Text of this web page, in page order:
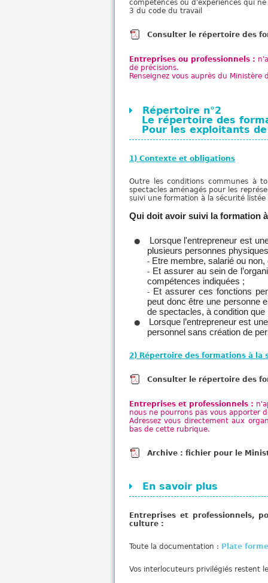
compétences ou d'expériences qui
3 du code du travail
Consulter le répertoire des
Entreprises ou professionnels :
de précisions.
Renseignez vous auprès du
Répertoire n°2
Le répertoire des
Pour les exploitants
1) Contexte et obligations
Outre les conditions communes à
spectacles aménagés pour les
suivi une formation à la sécurité listée
Qui doit avoir suivi la formation
Lorsque l'entrepreneur est
plusieurs personnes
- Etre membre, salarié ou non,
- Et assurer au sein de
compétences indiquées ;
- Et assurer ces fonctions
peut donc être une personne
de spectacles, à condition
Lorsque l’entrepreneur est
personnel sans création de
2) Répertoire des formations à
Consulter le répertoire des
Entreprises et professionnels :
nous ne pourrons pas vous apporter
Adressez vous directement aux
bas de cette rubrique.
Archive : fichier pour le
En savoir plus
Entreprises et professionnels,
culture :
Toute la documentation : Plate
Vos interlocuteurs privilégiés restent